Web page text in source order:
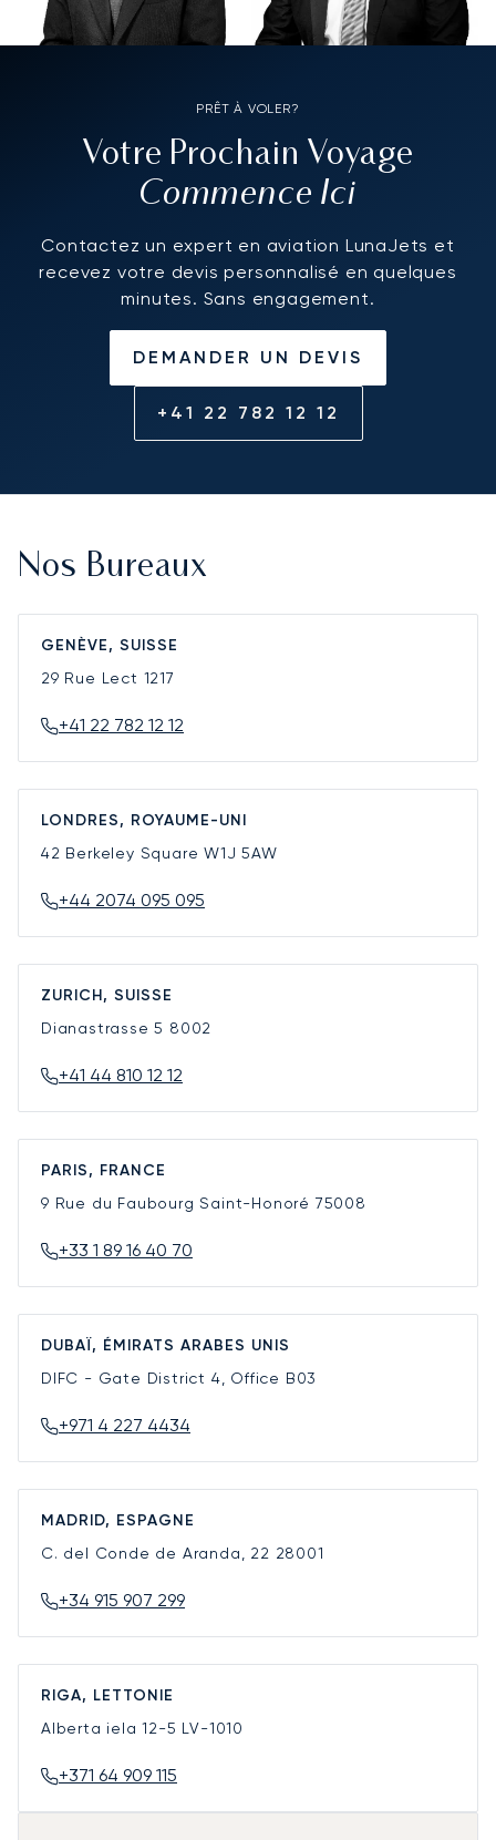
PRÊT À VOLER?
Votre Prochain Voyage
Commence Ici
Contactez un expert en aviation LunaJets et
recevez votre devis personnalisé en quelques
minutes. Sans engagement.
DEMANDER UN DEVIS
+41 22 782 12 12
Nos Bureaux
GENÈVE, SUISSE
29 Rue Lect 1217
+41 22 782 12 12
LONDRES, ROYAUME-UNI
42 Berkeley SquareW1J 5AW
+44 2074 095 095
ZURICH, SUISSE
Dianastrasse 5 8002
+41 44 810 12 12
PARIS, FRANCE
9 Rue du Faubourg Saint-Honoré 75008
+33 1 89 16 40 70
DUBAÏ, ÉMIRATS ARABES UNIS
DIFC - Gate District 4, Office B03
+971 4 227 4434
MADRID, ESPAGNE
C. del Conde de Aranda, 22 28001
+34 915 907 299
RIGA, LETTONIE
Alberta iela 12-5 LV-1010
+371 64 909 115